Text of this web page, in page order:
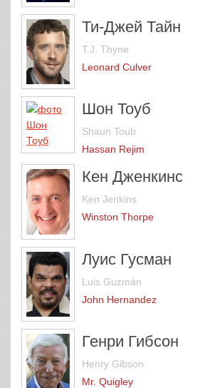
Ти-Джей Тайн
T.J. Thyne
Leonard Culver
Шон Тоуб
Shaun Toub
Hassan Rejim
Кен Дженкинс
Ken Jenkins
Winston Thorpe
Луис Гусман
Luis Guzmán
John Hernandez
Генри Гибсон
Henry Gibson
Mr. Quigley